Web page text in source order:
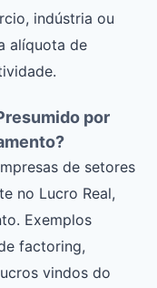
indústria ou
alíquota de
por
de setores
no Lucro Real,
Exemplos
factoring,
vindos do